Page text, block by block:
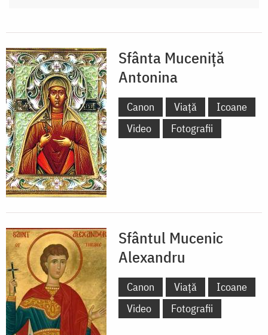
Sfânta Muceniță
Antonina
Canon Viață
Icoane
Video
Fotografii
Sfântul Mucenic
Alexandru
Canon Viață
Icoane
Video
Fotografii